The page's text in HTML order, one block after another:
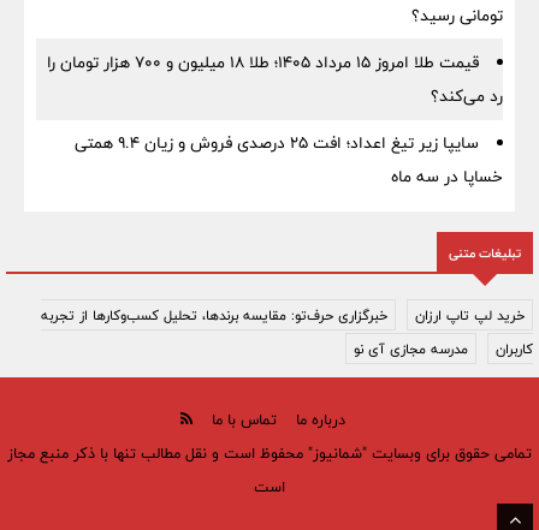
تومانی رسید؟
قیمت طلا امروز ۱۵ مرداد ۱۴۰۵؛ طلا ۱۸ میلیون و ۷۰۰ هزار تومان را
رد می‌کند؟
سایپا زیر تیغ اعداد؛ افت ۲۵ درصدی فروش و زیان ۹.۴ همتی
خساپا در سه ماه
تبلیغات متنی
خرید لپ تاپ ارزان
خبرگزاری حرف‌تو: مقایسه برندها، تحلیل کسب‌وکارها از تجربه
کاربران
مدرسه مجازی آی نو
درباره ما
تماس با ما
تمامی حقوق برای وبسایت "شمانیوز" محفوظ است و نقل مطالب تنها با ذکر منبع مجاز
است